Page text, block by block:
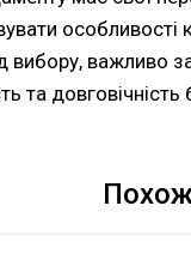
особливості
важливо
та довговічність